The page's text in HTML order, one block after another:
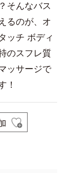
そんなバス
るのが、オ
ッチ ボディ
のスフレ質
ッサージで
！